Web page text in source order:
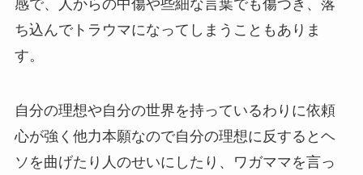
感で、人からの中傷や些細な言葉でも傷つき、落
ち込んでトラウマになってしまうこともありま
す。
自分の理想や自分の世界を持っているわりに依頼
心が強く他力本願なので自分の理想に反するとヘ
ソを曲げたり人のせいにしたり、ワガママを言っ